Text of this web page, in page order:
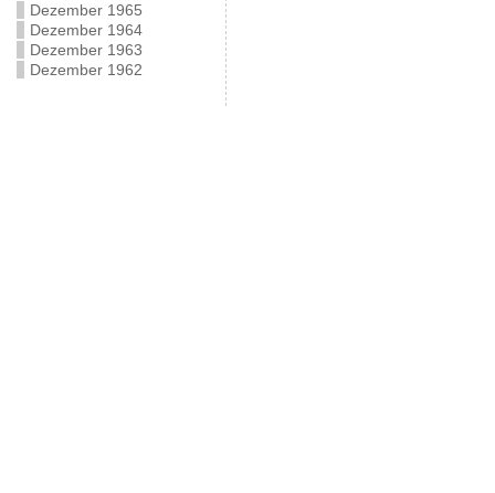
Dezember 1965
Dezember 1964
Dezember 1963
Dezember 1962